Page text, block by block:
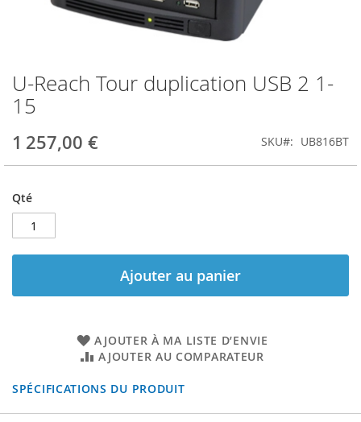
U-Reach Tour duplication USB 2 1-
15
1 257,00 € SKU UB816BT
Qté
Ajouter au panier
AJOUTER À MA LISTE D’ENVIE
AJOUTER AU COMPARATEUR
SPÉCIFICATIONS DU PRODUIT
Skip
to
the
of
gallery